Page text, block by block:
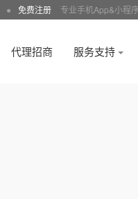
● 免费注册 专业手机App&小程
代理招商 服务支持